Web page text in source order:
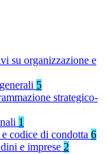
su organizzazione e
5
strategico-
1
codice di condotta 6
e imprese 2